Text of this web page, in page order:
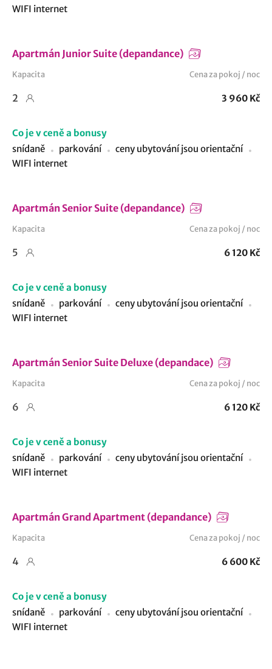
WIFI internet
Apartmán Junior Suite (depandance)
Kapacita Cena za pokoj / noc
2 3 960 Kč
Co je v ceně a bonusy
snídaně
parkování
ceny ubytování jsou orientační
WIFI internet
Apartmán Senior Suite (depandance)
Kapacita Cena za pokoj / noc
5 6 120 Kč
Co je v ceně a bonusy
snídaně
parkování
ceny ubytování jsou orientační
WIFI internet
Apartmán Senior Suite Deluxe (depandace)
Kapacita Cena za pokoj / noc
6 6 120 Kč
Co je v ceně a bonusy
snídaně
parkování
ceny ubytování jsou orientační
WIFI internet
Apartmán Grand Apartment (depandance)
Kapacita Cena za pokoj / noc
4 6 600 Kč
Co je v ceně a bonusy
snídaně
parkování
ceny ubytování jsou orientační
WIFI internet